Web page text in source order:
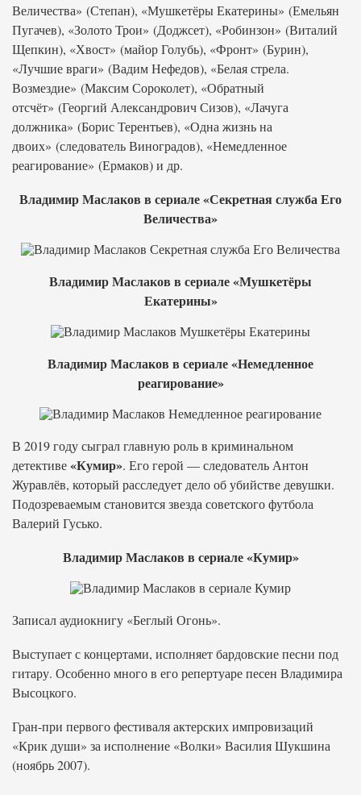
Величества» (Степан), «Мушкетёры Екатерины» (Емельян
Пугачев), «Золото Трои» (Доджсет), «Робинзон» (Виталий
Щепкин), «Хвост» (майор Голубь), «Фронт» (Бурин),
«Лучшие враги» (Вадим Нефедов), «Белая стрела.
Возмездие» (Максим Сороколет), «Обратный
отсчёт» (Георгий Александрович Сизов), «Лачуга
должника» (Борис Терентьев), «Одна жизнь на
двоих» (следователь Виноградов), «Немедленное
реагирование» (Ермаков) и др.
Владимир Маслаков в сериале «Секретная служба Его
Величества»
Владимир Маслаков в сериале «Мушкетёры
Екатерины»
Владимир Маслаков в сериале «Немедленное
реагирование»
В 2019 году сыграл главную роль в криминальном
детективе«Кумир». Его герой — следователь Антон
Журавлёв, который расследует дело об убийстве девушки.
Подозреваемым становится звезда советского футбола
Валерий Гусько.
Владимир Маслаков в сериале «Кумир»
Записал аудиокнигу «Беглый Огонь».
Выступает с концертами, исполняет бардовские песни под
гитару. Особенно много в его репертуаре песен Владимира
Высоцкого.
Гран-при первого фестиваля актерских импровизаций
«Крик души» за исполнение «Волки» Василия Шукшина
(ноябрь 2007).